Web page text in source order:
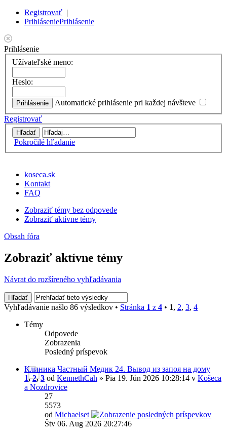
Registrovať |
PrihláseniePrihlásenie
Prihlásenie
Užívateľské meno:
Heslo:
Automatické prihlásenie pri každej návšteve
Registrovať
Pokročilé hľadanie
koseca.sk
Kontakt
FAQ
Zobraziť témy bez odpovede
Zobraziť aktívne témy
Obsah fóra
Zobraziť aktívne témy
Návrat do rozšíreného vyhľadávania
Vyhľadávanie našlo 86 výsledkov • Stránka 1 z 4 • 1, 2, 3, 4
Témy
Odpovede
Zobrazenia
Posledný príspevok
Клиника Частный Медик 24. Вывод из запоя на дому
1,2,3 od KennethCah » Pia 19. Jún 2026 10:28:14 v Košeca
a Nozdrovice
27
5573
od Michaelset
Štv 06. Aug 2026 20:27:46